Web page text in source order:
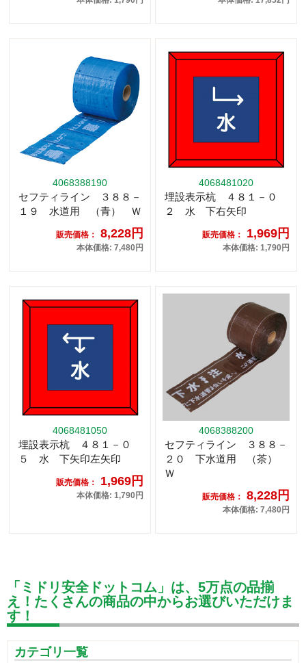
4068388190
セフティライン ３８８－
１９ 水道用 （青） Ｗ
販売価格： 8,228円
本体価格: 7,480円
4068481020
埋設表示杭 ４８１－０
２ 水 下右矢印
販売価格： 1,969円
本体価格: 1,790円
4068481050
埋設表示杭 ４８１－０
５ 水 下矢印左矢印
販売価格： 1,969円
本体価格: 1,790円
4068388200
セフティライン ３８８－
２０ 下水道用 （茶）
Ｗ
販売価格： 8,228円
本体価格: 7,480円
「ミドリ安全ドットコム」は、5万点の品揃
え！たくさんの商品の中からお選びいただけま
す！
カテゴリ一覧